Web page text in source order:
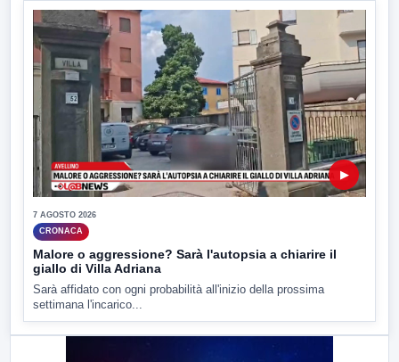
▶
7 AGOSTO 2026
CRONACA
Malore o aggressione? Sarà l'autopsia a chiarire il
giallo di Villa Adriana
Sarà affidato con ogni probabilità all'inizio della prossima
settimana l'incarico...